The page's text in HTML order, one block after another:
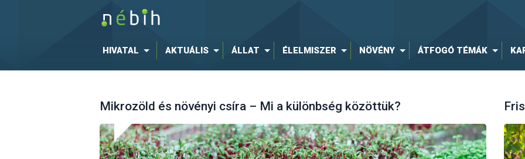
HIVATAL AKTUÁLIS ÁLLAT ÉLELMISZER NÖVÉNY ÁTFOGÓ TÉMÁK
Mikrozöld és növényi csíra – Mi a különbség közöttük?